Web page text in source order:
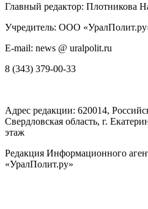
Главный редактор: Плотникова
Учредитель: ООО
E-mail: news @ uralpolit.ru
8 (343) 379-00-33
Адрес редакции: 620014,
Свердловская область, г.
этаж
Редакция Информационного
«УралПолит.ру»